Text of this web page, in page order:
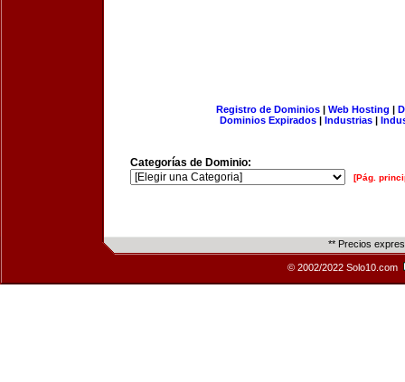
Registro de Dominios| Web Hosting |
Dominios Expirados | Industrias |
Categorías de Dominio:
[Pág.
** Precios
© 2002/2022 Solo10.com